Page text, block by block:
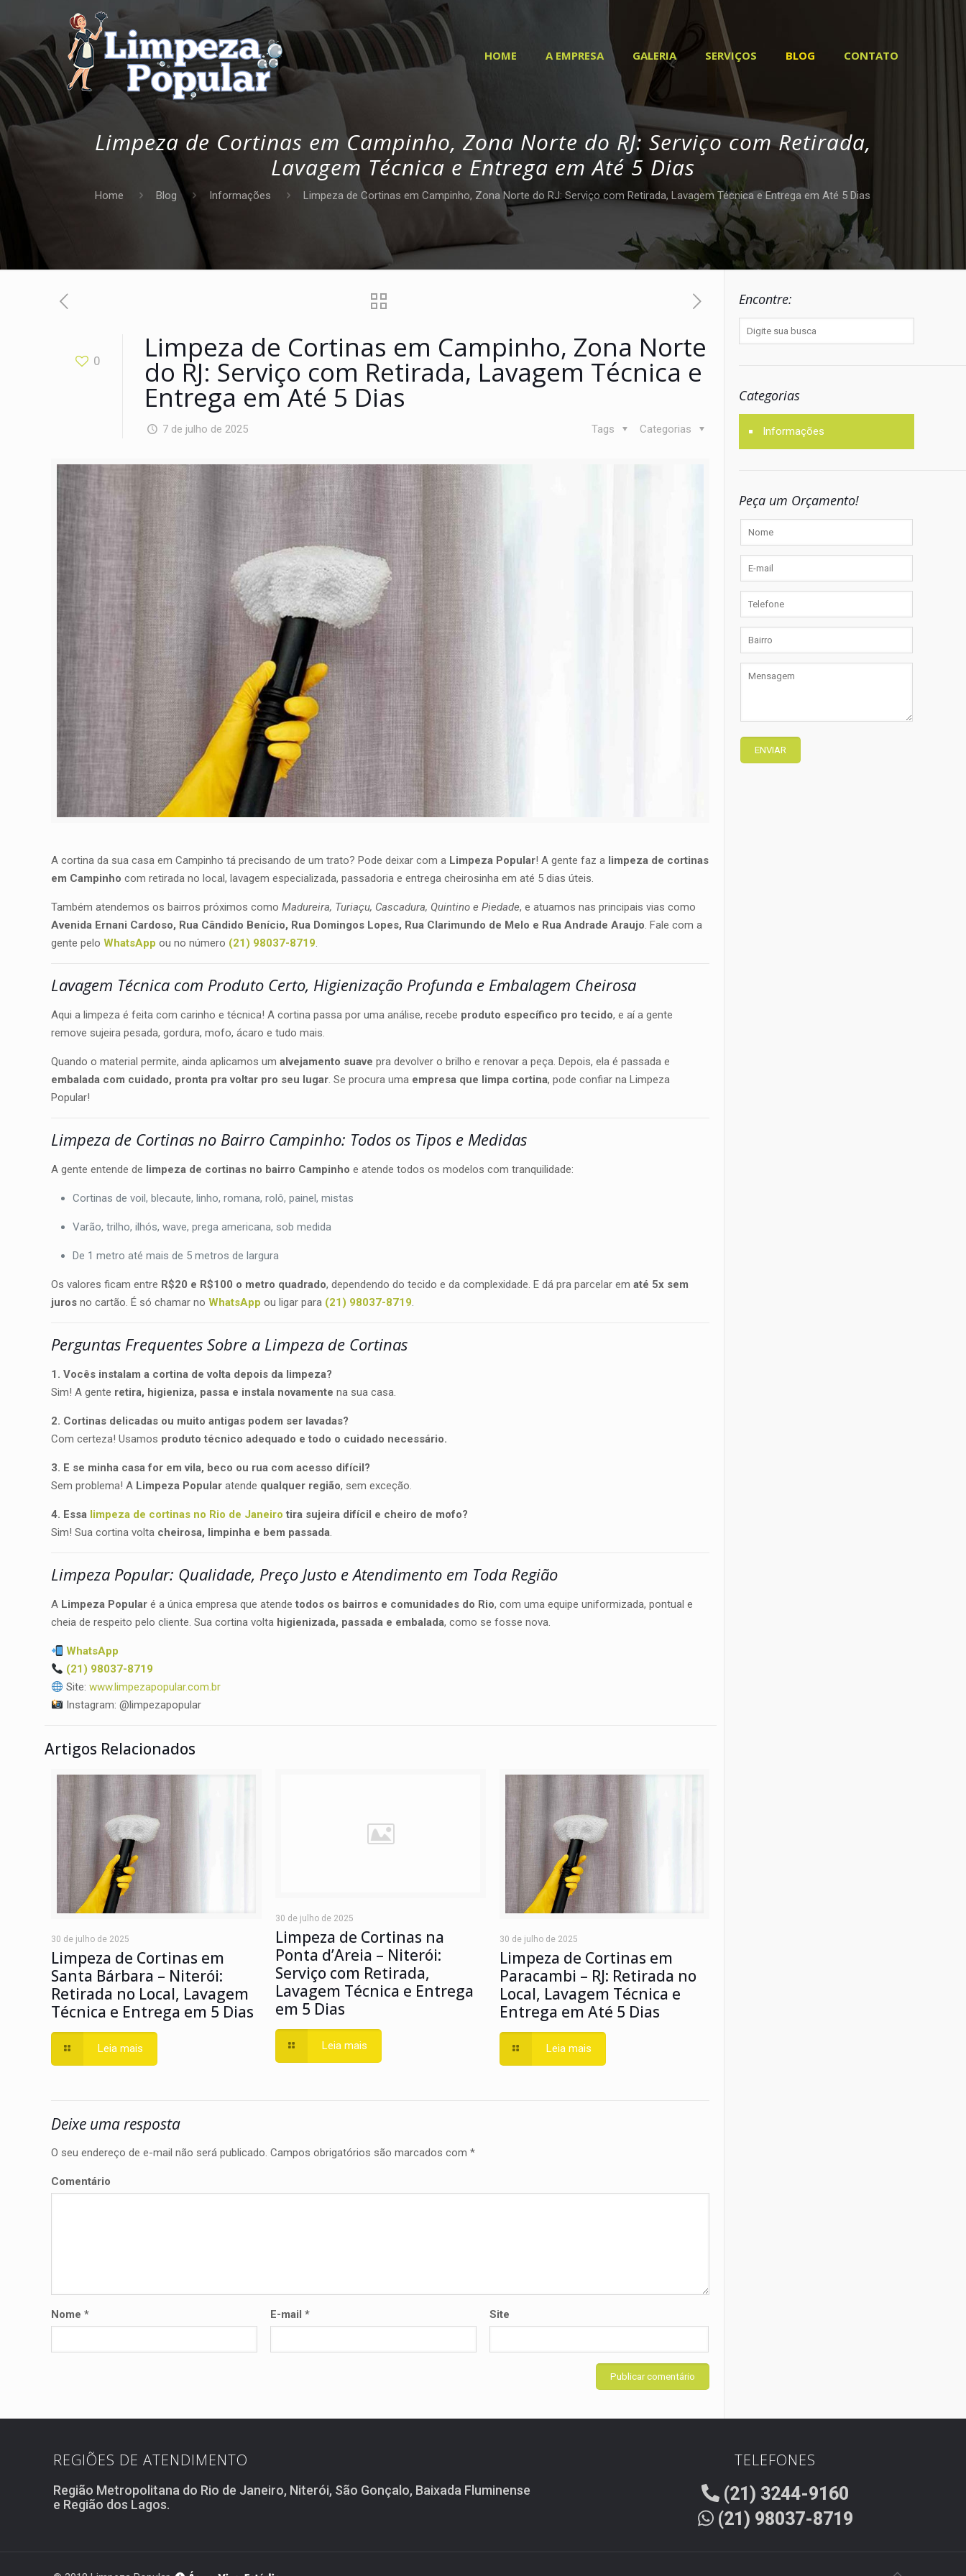
HOME A EMPRESA GALERIA SERVIÇOS BLOG CONTATO
Limpeza de Cortinas em Campinho, Zona Norte do RJ: Serviço com Retirada,
Lavagem Técnica e Entrega em Até 5 Dias
Home Blog Informações Limpeza de Cortinas em Campinho, Zona Norte do RJ: Serviço com Retirada, Lavagem Técnica e Entrega em Até 5 Dias
0 Limpeza de Cortinas em Campinho, Zona Norte
do RJ: Serviço com Retirada, Lavagem Técnica e
Entrega em Até 5 Dias
7 de julho de 2025 Categorias
Tags
A cortina da sua casa em Campinho tá precisando de um trato? Pode deixar com a Limpeza Popular! A gente faz a limpeza de cortinas
em Campinho com retirada no local, lavagem especializada, passadoria e entrega cheirosinha em até 5 dias úteis.
Também atendemos os bairros próximos comoMadureira, Turiaçu, Cascadura, Quintino e Piedade, e atuamos nas principais vias como
Avenida Ernani Cardoso, Rua Cândido Benício, Rua Domingos Lopes, Rua Clarimundo de Melo e Rua Andrade Araujo. Fale com a
gente peloWhatsApp ou no número (21) 98037-8719.
Lavagem Técnica com Produto Certo, Higienização Profunda e Embalagem Cheirosa
Aqui a limpeza é feita com carinho e técnica! A cortina passa por uma análise, recebe produto específico pro tecido, e aí a gente
remove sujeira pesada, gordura, mofo, ácaro e tudo mais.
Quando o material permite, ainda aplicamos umalvejamento suave pra devolver o brilho e renovar a peça. Depois, ela é passada e
embalada com cuidado, pronta pra voltar pro seu lugar. Se procura uma empresa que limpa cortina, pode confiar na Limpeza
Popular!
Limpeza de Cortinas no Bairro Campinho: Todos os Tipos e Medidas
A gente entende de limpeza de cortinas no bairro Campinho e atende todos os modelos com tranquilidade:
Cortinas de voil, blecaute, linho, romana, rolô, painel, mistas
Varão, trilho, ilhós, wave, prega americana, sob medida
De 1 metro até mais de 5 metros de largura
Os valores ficam entre R$20 e R$100 o metro quadrado, dependendo do tecido e da complexidade. E dá pra parcelar ematé 5x sem
juros no cartão. É só chamar noWhatsApp ou ligar para (21) 98037-8719.
Perguntas Frequentes Sobre a Limpeza de Cortinas
1. Vocês instalam a cortina de volta depois da limpeza?
Sim! A gente retira, higieniza, passa e instala novamente na sua casa.
2. Cortinas delicadas ou muito antigas podem ser lavadas?
Com certeza! Usamos produto técnico adequado e todo o cuidado necessário.
3. E se minha casa for em vila, beco ou rua com acesso difícil?
Sem problema! A Limpeza Popular atende qualquer região, sem exceção.
4. Essa limpeza de cortinas no Rio de Janeiro tira sujeira difícil e cheiro de mofo?
Sim! Sua cortina volta cheirosa, limpinha e bem passada.
Limpeza Popular: Qualidade, Preço Justo e Atendimento em Toda Região
A Limpeza Popular é a única empresa que atendetodos os bairros e comunidades do Rio, com uma equipe uniformizada, pontual e
cheia de respeito pelo cliente. Sua cortina volta higienizada, passada e embalada, como se fosse nova.
WhatsApp
(21) 98037-8719
Site:www.limpezapopular.com.br
Instagram: @limpezapopular
Artigos Relacionados
30 de julho de 2025
Limpeza de Cortinas em
Santa Bárbara – Niterói:
Retirada no Local, Lavagem
Técnica e Entrega em 5 Dias
Leia mais
30 de julho de 2025
Limpeza de Cortinas na
Ponta d’Areia – Niterói:
Serviço com Retirada,
Lavagem Técnica e Entrega
em 5 Dias
Leia mais
30 de julho de 2025
Limpeza de Cortinas em
Paracambi – RJ: Retirada no
Local, Lavagem Técnica e
Entrega em Até 5 Dias
Leia mais
Deixe uma resposta
O seu endereço de e-mail não será publicado. Campos obrigatórios são marcados com*
Comentário
Nome* E-mail* Site
Encontre:
Categorias
Informações
Peça um Orçamento!
REGIÕES DE ATENDIMENTO
Região Metropolitana do Rio de Janeiro, Niterói, São Gonçalo, Baixada Fluminense
e Região dos Lagos.
TELEFONES
(21) 3244-9160
(21) 98037-8719